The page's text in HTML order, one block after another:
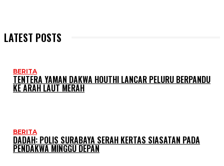
LATEST POSTS
BERITA
TENTERA YAMAN DAKWA HOUTHI LANCAR PELURU BERPANDU
KE ARAH LAUT MERAH
BERITA
DADAH: POLIS SURABAYA SERAH KERTAS SIASATAN PADA
PENDAKWA MINGGU DEPAN